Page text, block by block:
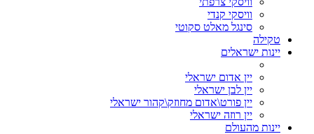
וויסקי קנדי
סינגל מאלט סקוטי
טקילה
יינות ישראלים
יין אדום ישראלי
יין לבן ישראלי
יין פורט\אדום מחוזק\קהור ישראלי
יין רוזה ישראלי
יינות מהעולם